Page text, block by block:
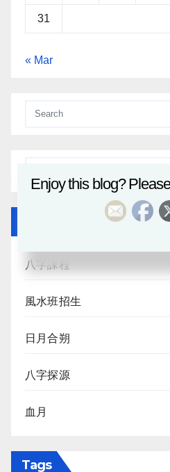
31
« Mar
八字課程
風水班招生
日月合朔
八字探源
血月
Tags
Enjoy this blog?